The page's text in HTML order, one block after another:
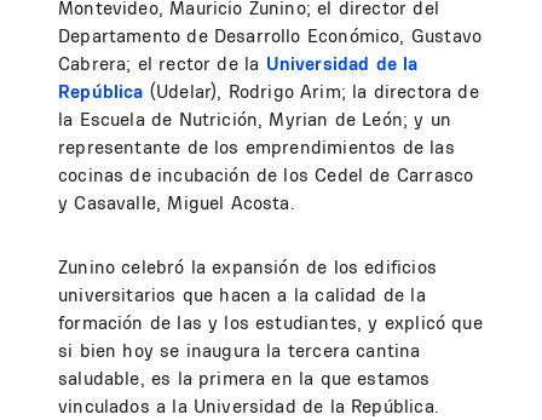
Montevideo, Mauricio Zunino; el director del
Departamento de Desarrollo Económico, Gustavo
Cabrera; el rector de la Universidad de la
República (Udelar), Rodrigo Arim; la directora de
la Escuela de Nutrición, Myrian de León; y un
representante de los emprendimientos de las
cocinas de incubación de los Cedel de Carrasco
y Casavalle, Miguel Acosta.
Zunino celebró la expansión de los edificios
universitarios que hacen a la calidad de la
formación de las y los estudiantes, y explicó que
si bien hoy se inaugura la tercera cantina
saludable, es la primera en la que estamos
vinculados a la Universidad de la República.